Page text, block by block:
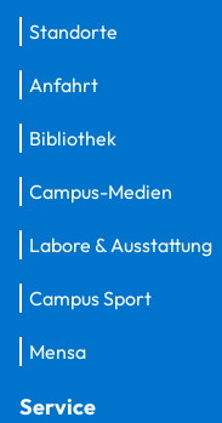
Standorte
Anfahrt
Bibliothek
Campus-Medien
Labore & Ausstattung
Campus Sport
Mensa
Service